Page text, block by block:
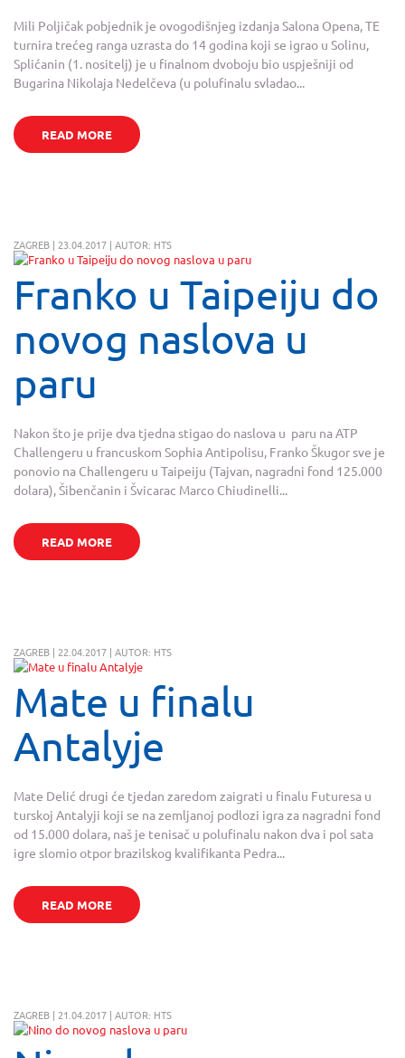
Mili Poljičak pobjednik je ovogodišnjeg izdanja Salona Opena, TE
turnira trećeg ranga uzrasta do 14 godina koji se igrao u Solinu,
Splićanin (1. nositelj) je u finalnom dvoboju bio uspješniji od
Bugarina Nikolaja Nedelčeva (u polufinalu svladao...
READ MORE
ZAGREB | 23.04.2017 | AUTOR: HTS
Franko u Taipeiju do
novog naslova u
paru
Nakon što je prije dva tjedna stigao do naslova u paru na ATP
Challengeru u francuskom Sophia Antipolisu, Franko Škugor sve je
ponovio na Challengeru u Taipeiju (Tajvan, nagradni fond 125.000
dolara), Šibenčanin i Švicarac Marco Chiudinelli...
READ MORE
ZAGREB | 22.04.2017 | AUTOR: HTS
Mate u finalu
Antalyje
Mate Delić drugi će tjedan zaredom zaigrati u finalu Futuresa u
turskoj Antalyji koji se na zemljanoj podlozi igra za nagradni fond
od 15.000 dolara, naš je tenisač u polufinalu nakon dva i pol sata
igre slomio otpor brazilskog kvalifikanta Pedra...
READ MORE
ZAGREB | 21.04.2017 | AUTOR: HTS